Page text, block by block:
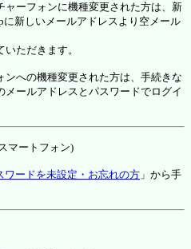
ーフォンに機種変更された方は、新
に新しいメールアドレスより空メール
ただきます。
への機種変更された方は、手続きな
ールアドレスとパスワードでログイ
マートフォン)
ワードを未設定・お忘れの方 」から手